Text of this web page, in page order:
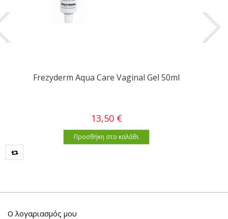
Frezyderm Aqua Care Vaginal Gel 50ml
13,50 €
Προσθήκη στο καλάθι
Ο λογαριασμός μου